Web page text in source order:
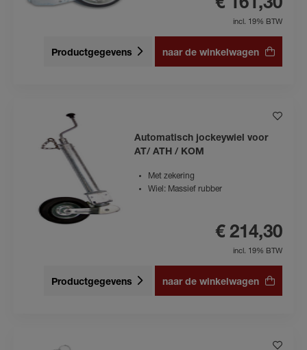
€ 161,30
incl. 19% BTW
Productgegevens naar de winkelwagen
Automatisch jockeywiel voor
AT/ ATH / KOM
Met zekering
Wiel: Massief rubber
€ 214,30
incl. 19% BTW
Productgegevens naar de winkelwagen